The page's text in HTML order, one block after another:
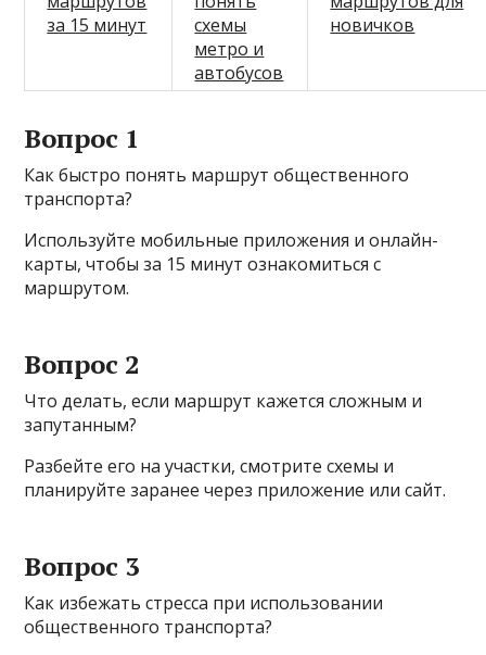
за 15 минут
схемы
метро и
автобусов
новичков
Вопрос 1
Как быстро понять маршрут общественного
транспорта?
Используйте мобильные приложения и онлайн-
карты, чтобы за 15 минут ознакомиться с
маршрутом.
Вопрос 2
Что делать, если маршрут кажется сложным и
запутанным?
Разбейте его на участки, смотрите схемы и
планируйте заранее через приложение или сайт.
Вопрос 3
Как избежать стресса при использовании
общественного транспорта?